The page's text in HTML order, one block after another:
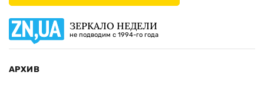
ЗЕРКАЛО НЕДЕЛИ
не подводим с 1994-го года
АРХИВ